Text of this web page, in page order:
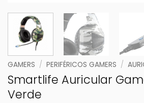
GAMERS / PERIFÉRICOS GAMERS /
Smartlife Auricular
Verde